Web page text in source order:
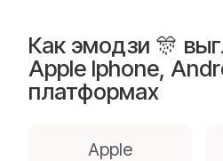
Как эмодзи 🎊
Apple Iphone,
платформах
Apple